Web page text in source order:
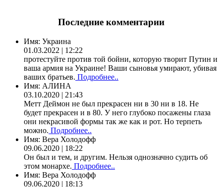
Последние комментарии
Имя: Украина
01.03.2022 | 12:22
протестуйте против той бойни, которую творит Путин и
ваша армия на Украине! Ваши сыновья умирают, убивая
ваших братьев. Подробнее..
Имя: АЛИНА
03.10.2020 | 21:43
Метт Деймон не был прекрасен ни в 30 ни в 18. Не
будет прекрасен и в 80. У него глубоко посажены глаза
они некрасивой формы так же как и рот. Но терпеть
можно. Подробнее..
Имя: Вера Холодофф
09.06.2020 | 18:22
Он был и тем, и другим. Нельзя однозначно судить об
этом монархе. Подробнее..
Имя: Вера Холодофф
09.06.2020 | 18:13